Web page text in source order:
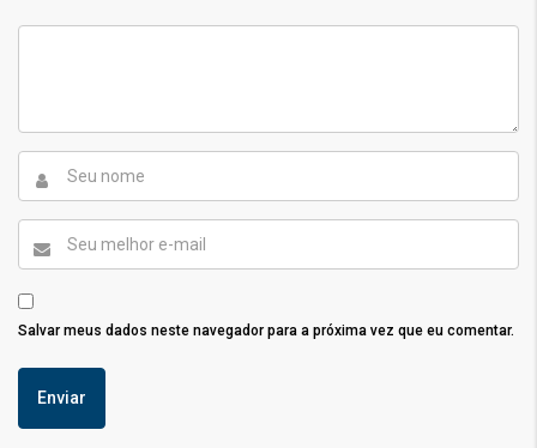
Salvar meus dados neste navegador para a próxima vez que eu comentar.